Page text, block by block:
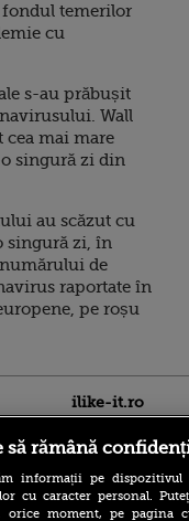
fondul temerilor
cu
s-au prăbușit
Wall
cea mai mare
singură zi din
au scăzut cu
singură zi, în
de
raportate în
pe roșu
ilike-it.ro
să rămână
informații pe dispozitivul
cu caracter personal.
orice moment, pe pagina